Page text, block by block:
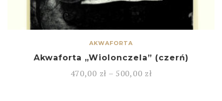
AKWAFORTA
Akwaforta „Wiolonczela” (czerń)
470,00 zł – 500,00 zł